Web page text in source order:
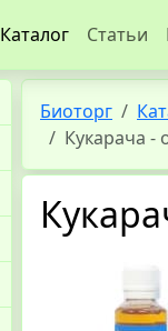
Каталог Статьи
Биоторг
Кукарача -